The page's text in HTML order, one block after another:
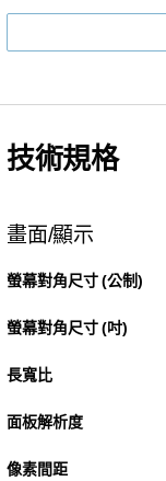
技術規格
畫面/顯示
螢幕對角尺寸 (公制)
螢幕對角尺寸 (吋)
長寬比
面板解析度
像素間距